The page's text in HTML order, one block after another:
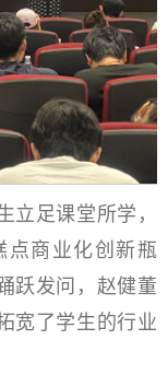
立足课堂所学，
点商业化创新瓶
跃发问，赵健董
宽了学生的行业